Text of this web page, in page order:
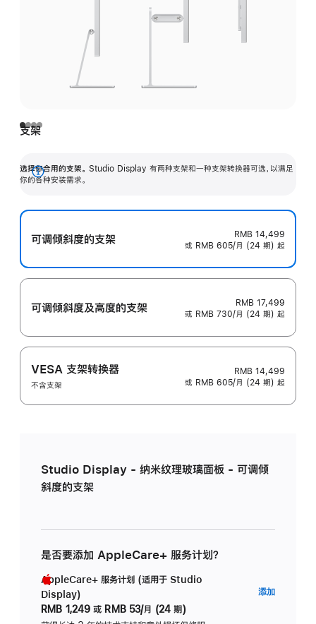
支架
选择你合用的支架。 Studio Display 有两种支架和一种支架转换器可选，以满足
你的各种安装需求。
展
可调倾斜度的支架
RMB 14,499
或 RMB 605/月 (24 期) 起
可调倾斜度及高‍度的支‍架
RMB 17,499
或 RMB 730/月 (24 期) 起
VESA 支架转换器
不含支架
RMB 14,499
或 RMB 605/月 (24 期) 起
Studio Display - 纳米纹理玻璃面板 - 可调倾
斜度的支架
是否要添加 AppleCare+ 服务计划？
AppleCare+ 服务计划 (适用于 Studio
Display)
RMB 1,249 或 RMB 53/月 (24 期)
添加